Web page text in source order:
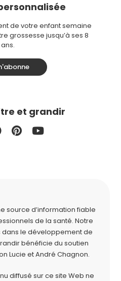
de votre enfant semaine
grossesse jusqu’à ses 8
ans.
et grandir
source d’information fiable
de la santé. Notre
dans le développement de
bénéficie du soutien
Lucie et André Chagnon.
diffusé sur ce site Web ne